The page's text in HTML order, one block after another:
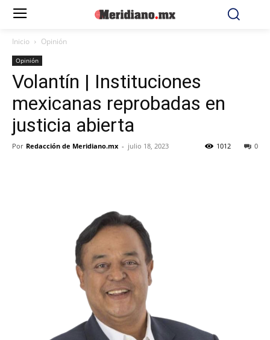
Inicio Opinión
Opinión
Volantín | Instituciones
mexicanas reprobadas en
justicia abierta
Por Redacción de Meridiano.mx - julio 18, 2023 0
1012